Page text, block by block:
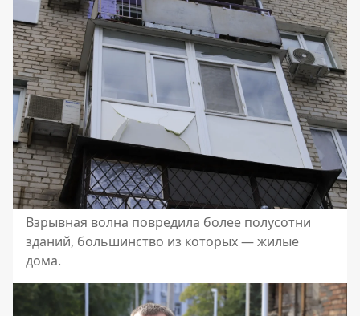
Взрывная волна повредила более полусотни
зданий, большинство из которых — жилые
дома.